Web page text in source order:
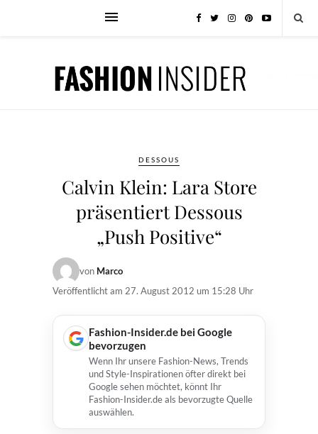
DESSOUS
Calvin Klein: Lara Store
präsentiert Dessous
„Push Positive“
von Marco
Veröffentlicht am 27. August 2012 um 15:28 Uhr
Fashion-Insider.de bei Google
bevorzugen
Wenn Ihr unsere Fashion-News, Trends
und Style-Inspirationen öfter direkt bei
Google sehen möchtet, könnt Ihr
Fashion-Insider.de als bevorzugte Quelle
auswählen.